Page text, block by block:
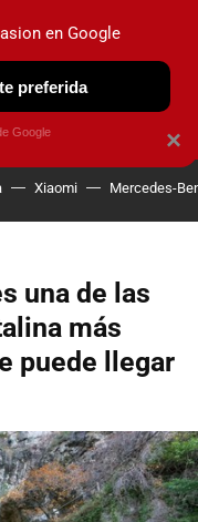
OBSERVATORIO
Xiaomi Mercedes-
una de las
más
puede llegar
×
en Google
preferida
Google